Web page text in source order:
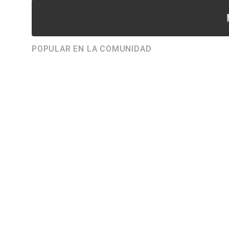
POPULAR EN LA COMUNIDAD